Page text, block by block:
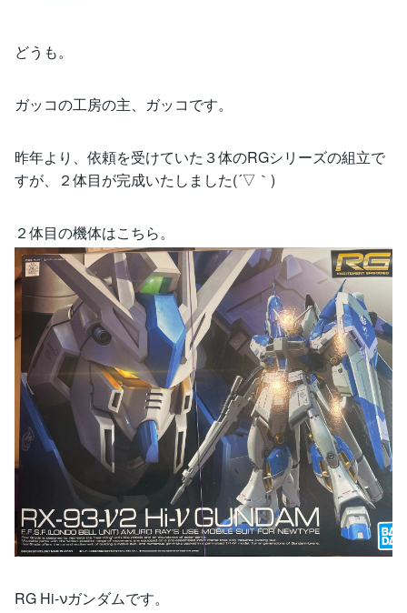
どうも。
ガッコの工房の主、ガッコです。
昨年より、依頼を受けていた３体のRGシリーズの組立で
すが、２体目が完成いたしました(´▽｀)
２体目の機体はこちら。
RG Hi-νガンダムです。